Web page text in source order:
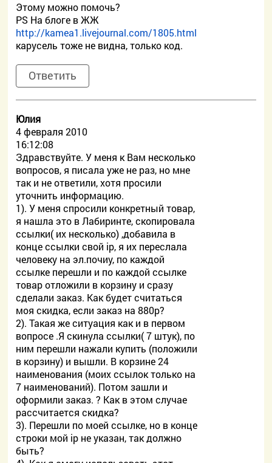
Этому можно помочь?
PS На блоге в ЖЖ
http://kamea1.livejournal.com/1805.html
карусель тоже не видна, только код.
Ответить
Юлия
4 февраля 2010
16:12:08
Здравствуйте. У меня к Вам несколько
вопросов, я писала уже не раз, но мне
так и не ответили, хотя просили
уточнить информацию.
1). У меня спросили конкретный товар,
я нашла это в Лабиринте, скопировала
ссылки( их несколько) ,добавила в
конце ссылки свой ip, я их переслала
человеку на эл.почиу, по каждой
ссылке перешли и по каждой ссылке
товар отложили в корзину и сразу
сделали заказ. Как будет считаться
моя скидка, если заказ на 880р?
2). Такая же ситуация как и в первом
вопросе .Я скинула ссылки( 7 штук), по
ним перешли нажали купить (положили
в корзину) и вышли. В корзине 24
наименования (моих ссылок только на
7 наименований). Потом зашли и
оформили заказ. ? Как в этом случае
рассчитается скидка?
3). Перешли по моей ссылке, но в конце
строки мой ip не указан, так должно
быть?